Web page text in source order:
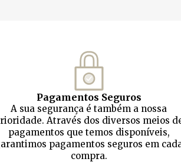
Pagamentos Seguros
A sua segurança é também a nossa
Através dos diversos meios
pagamentos que temos disponíveis,
pagamentos seguros em
compra.